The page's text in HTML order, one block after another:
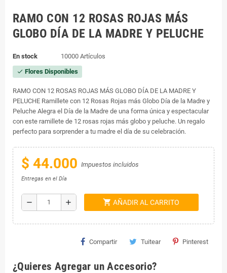
RAMO CON 12 ROSAS ROJAS MÁS
GLOBO DÍA DE LA MADRE Y PELUCHE
En stock 10000 Artículos
check Flores Disponibles
RAMO CON 12 ROSAS ROJAS MÁS GLOBO DÍA DE LA MADRE Y
PELUCHE Ramillete con 12 Rosas Rojas más Globo Día de la Madre y
Peluche Alegra el Día de la Madre de una forma única y espectacular
con este ramillete de 12 rosas rojas más globo y peluche. Un regalo
perfecto para sorprender a tu madre el día de su celebración.
$ 44.000 Impuestos incluidos
Entregas en el Día
remove add shopping_cart AÑADIR AL CARRITO
Compartir Tuitear Pinterest
¿Quieres Agregar un Accesorio?